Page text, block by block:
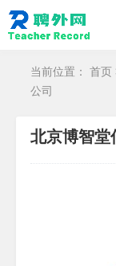
当前位置： 首页
公司
北京博智堂